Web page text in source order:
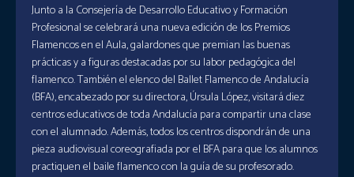
Junto a la Consejería de Desarrollo Educativo y Formación
Profesional se celebrará una nueva edición de los Premios
Flamencos en el Aula, galardones que premian las buenas
prácticas y a figuras destacadas por su labor pedagógica del
flamenco. También el elenco del Ballet Flamenco de Andalucía
(BFA), encabezado por su directora, Úrsula López, visitará diez
centros educativos de toda Andalucía para compartir una clase
con el alumnado. Además, todos los centros dispondrán de una
pieza audiovisual coreografiada por el BFA para que los alumnos
practiquen el baile flamenco con la guía de su profesorado.